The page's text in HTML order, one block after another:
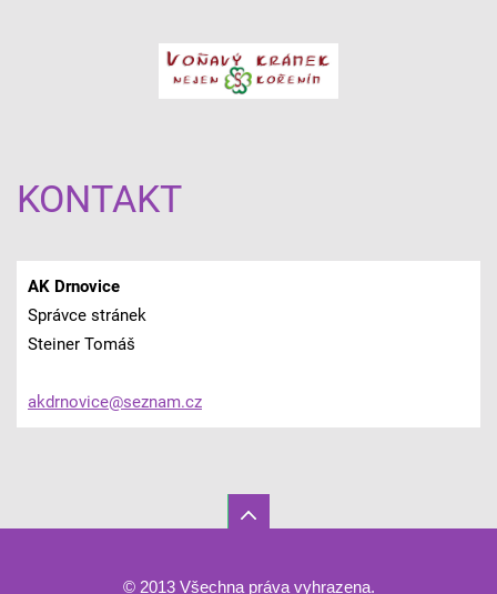
KONTAKT
AK Drnovice
Správce stránek
Steiner Tomáš
akdrnovice@seznam.cz
© 2013 Všechna práva vyhrazena.